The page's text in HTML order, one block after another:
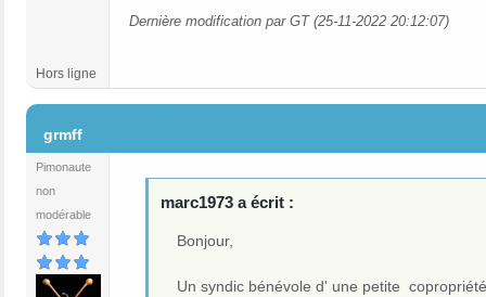
Dernière modification par GT (25-11-2022 20:12:07)
Hors ligne
grmff
Pimonaute
non
modérable
marc1973 a écrit :
Bonjour,
Un syndic bénévole d' une petite